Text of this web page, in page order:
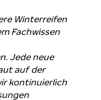
Winterreifen
Fachwissen
Jede neue
auf der
kontinuierlich